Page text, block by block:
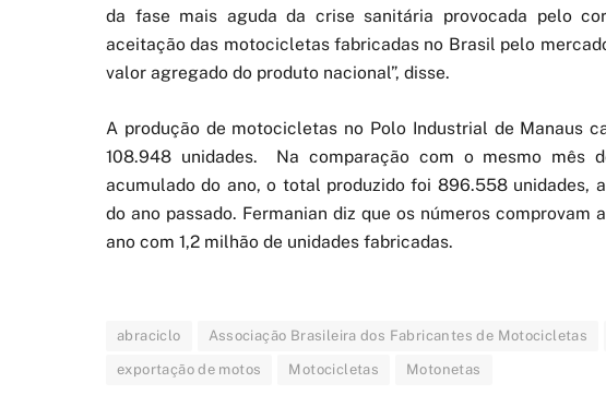
da fase mais aguda da crise sanitária provocada pelo
aceitação das motocicletas fabricadas no Brasil pelo
valor agregado do produto nacional”, disse.
A produção de motocicletas no Polo Industrial de Manaus
108.948 unidades. Na comparação com o mesmo mês
acumulado do ano, o total produzido foi 896.558 unidades,
do ano passado. Fermanian diz que os números comprovam
ano com 1,2 milhão de unidades fabricadas.
abraciclo Associação Brasileira dos Fabricantes de Motocicletas
exportação de motos Motocicletas Motonetas